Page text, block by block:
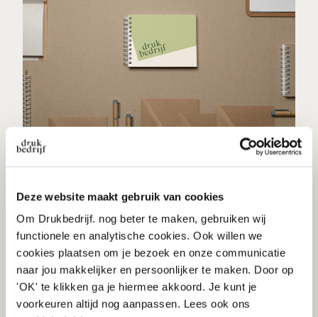
Deze website maakt gebruik van cookies
Om Drukbedrijf. nog beter te maken, gebruiken wij
functionele en analytische cookies. Ook willen we
cookies plaatsen om je bezoek en onze communicatie
naar jou makkelijker en persoonlijker te maken. Door op
'OK' te klikken ga je hiermee akkoord. Je kunt je
voorkeuren altijd nog aanpassen. Lees ook ons
Milieuvriendelijk drukwerk: de 10
Duurzaam